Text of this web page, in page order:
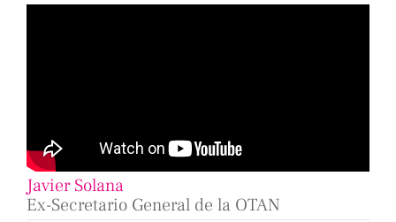
Javier Solana
Ex-Secretario General de la OTAN